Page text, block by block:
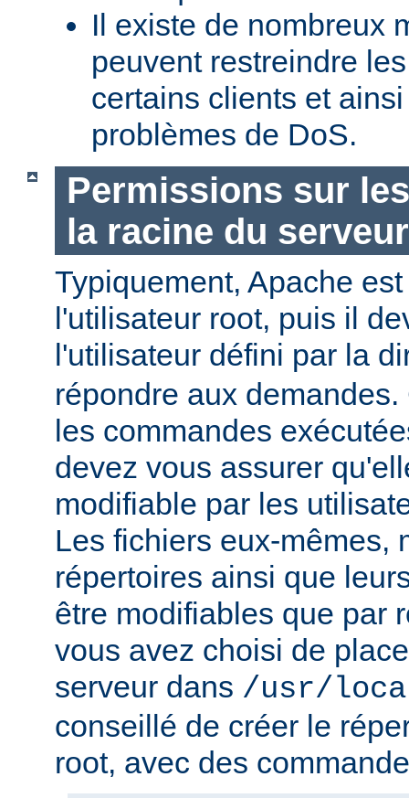
Il existe de nombreux
peuvent restreindre
certains clients et
problèmes de DoS.
Permissions sur
la racine du serveur
Typiquement, Apache
l'utilisateur root, puis il
l'utilisateur défini par la
répondre aux
les commandes
devez vous assurer
modifiable par les
Les fichiers eux-mêmes,
répertoires ainsi que
être modifiables que par
vous avez choisi de
serveur dans /usr/
conseillé de créer le
root, avec des